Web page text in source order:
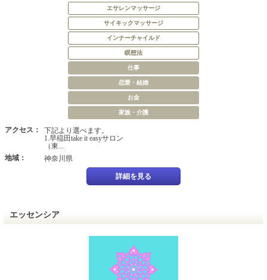
エサレンマッサージ
サイキックマッサージ
インナーチャイルド
瞑想法
仕事
恋愛・結婚
お金
家族・介護
アクセス：
下記より選べます。
1.早稲田take it easyサロン
（東...
地域：
神奈川県
詳細を見る
エッセンシア